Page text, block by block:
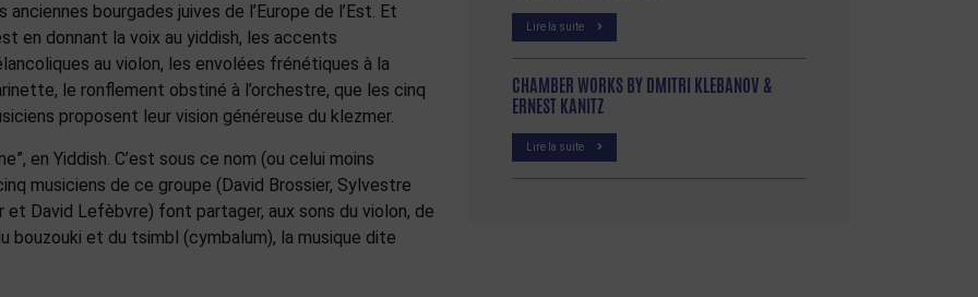
anciennes bourgades juives de l’Europe de l’Est. Et
en donnant la voix au yiddish, les accents
au violon, les envolées frénétiques à la
le ronflement obstiné à l’orchestre, que les cinq
proposent leur vision généreuse du klezmer.
en Yiddish. C’est sous ce nom (ou celui moins
musiciens de ce groupe (David Brossier, Sylvestre
et David Lefèbvre) font partager, aux sons du violon, de
bouzouki et du tsimbl (cymbalum), la musique dite
Lire la suite
CHAMBER WORKS BY DMITRI KLEBANOV &
ERNEST KANITZ
Lire la suite